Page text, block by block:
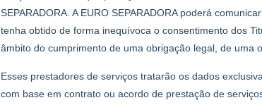
SEPARADORA. A EURO SEPARADORA poderá
tenha obtido de forma inequívoca o consentimento dos
âmbito do cumprimento de uma obrigação legal, de uma
Esses prestadores de serviços tratarão os dados
com base em contrato ou acordo de prestação de